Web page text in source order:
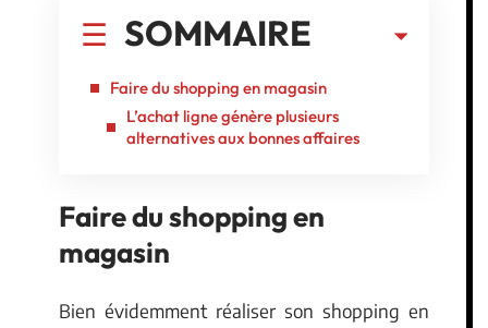
SOMMAIRE
Faire du shopping en magasin
L’achat ligne génère plusieurs
alternatives aux bonnes affaires
Faire du shopping en
magasin
Bien évidemment réaliser son shopping en